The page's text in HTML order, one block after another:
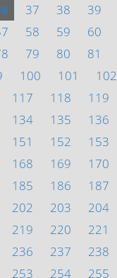
37 38 39
58 59 60
79 80 81
100 101 102
117 118 119
134 135 136
151 152 153
168 169 170
185 186 187
202 203 204
219 220 221
236 237 238
253 254 255